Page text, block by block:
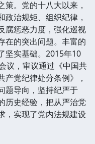
。党的十八大以来，
政治规矩、组织纪律，
腐惩恶力度，强化巡视
在的突出问题。丰富的
坚实基础。2015年10
议，审议通过《中国共
产党纪律处分条例》，
题导向，坚持纪严于
历史经验，把从严治党
，实现了党内法规建设